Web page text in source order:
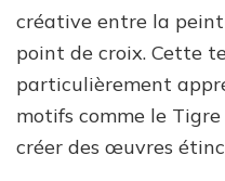
créative entre la
point de croix. Cette
particulièrement
motifs comme le
créer des œuvres